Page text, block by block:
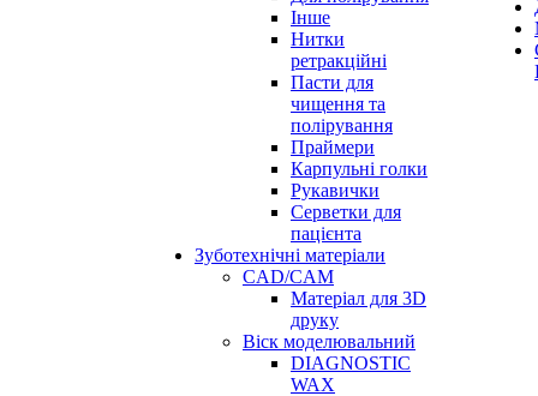
Інше
Нитки
ретракційні
Пасти для
чищення та
полірування
Праймери
Карпульні голки
Рукавички
Серветки для
пацієнта
Зуботехнічні матеріали
CAD/CAM
Матеріал для 3D
друку
Віск моделювальний
DIAGNOSTIC
WAX